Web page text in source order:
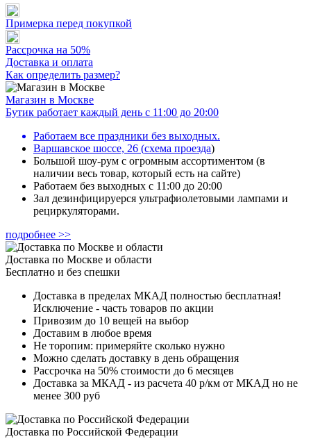
Примерка перед покупкой
Рассрочка на 50%
Доставка и оплата
Как определить размер?
Магазин в Москве
Бутик работает каждый день с 11:00 до 20:00
Работаем все праздники без выходных.
Варшавское шоссе, 26 (схема проезда)
Большой шоу-рум с огромным ассортиментом (в
наличии весь товар, который есть на сайте)
Работаем без выходных с 11:00 до 20:00
Зал дезинфицируерся ультрафиолетовыми лампами и
рециркуляторами.
подробнее >>
Доставка по Москве и области
Бесплатно и без спешки
Доставка в пределах МКАД полностью бесплатная!
Исключение - часть товаров по акции
Привозим до 10 вещей на выбор
Доставим в любое время
Не торопим: примеряйте сколько нужно
Можно сделать доставку в день обращения
Рассрочка на 50% стоимости до 6 месяцев
Доставка за МКАД - из расчета 40 р/км от МКАД но не
менее 300 руб
Доставка по Российской Федерации